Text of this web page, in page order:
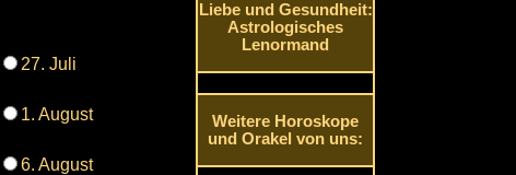
27. Juli
1. August
6. August
Liebe und Gesundheit:
Astrologisches
Lenormand
Weitere Horoskope
und Orakel von uns: